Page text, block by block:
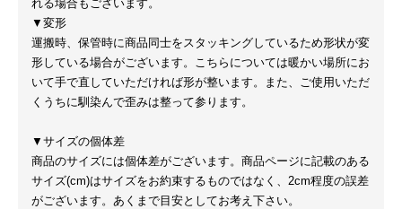
れる場合もございます。
▼変形
運搬時、保管時に商品同士をスタッキングしているため形状が変
形している場合がございます。こちらについては暖かい場所にお
いて手で直していただければ形が整います。また、ご使用いただ
くうちに馴染んで歪みは整って参ります。
▼サイズの個体差
商品のサイズには個体差がございます。商品ページに記載のある
サイズ(cm)はサイズをお約束するものではなく、2cm程度の誤差
がございます。あくまで目安としてお考え下さい。